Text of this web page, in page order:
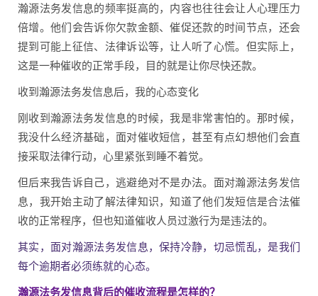
瀚源法务发信息的频率挺高的，内容也往往会让人心理压力
倍增。他们会告诉你欠款金额、催促还款的时间节点，还会
提到可能上征信、法律诉讼等，让人听了心慌。但实际上，
这是一种催收的正常手段，目的就是让你尽快还款。
收到瀚源法务发信息后，我的心态变化
刚收到瀚源法务发信息的时候，我是非常害怕的。那时候，
我没什么经济基础，面对催收短信，甚至有点幻想他们会直
接采取法律行动，心里紧张到睡不着觉。
但后来我告诉自己，逃避绝对不是办法。面对瀚源法务发信
息，我开始主动了解法律知识，知道了他们发短信是合法催
收的正常程序，但也知道催收人员过激行为是违法的。
其实，面对瀚源法务发信息，保持冷静，切忌慌乱，是我们
每个逾期者必须练就的心态。
瀚源法务发信息背后的催收流程是怎样的？